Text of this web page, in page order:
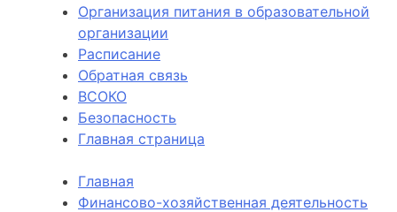
Организация питания в образовательной
организации
Расписание
Обратная связь
ВСОКО
Безопасность
Главная страница
Главная
Финансово-хозяйственная деятельность